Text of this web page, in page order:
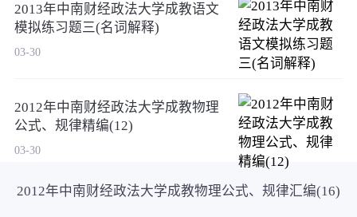
2013年中南财经政法大学成教语文
模拟练习题三(名词解释)
03-30
2012年中南财经政法大学成教物理
公式、规律精编(12)
03-30
2012年中南财经政法大学成教物理公式、规律汇编(16)